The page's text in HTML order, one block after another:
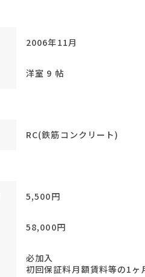
2006年11月
洋室 9 帖
RC(鉄筋コンクリート)
5,500円
58,000円
必加入
初回保証料月額賃料等の1